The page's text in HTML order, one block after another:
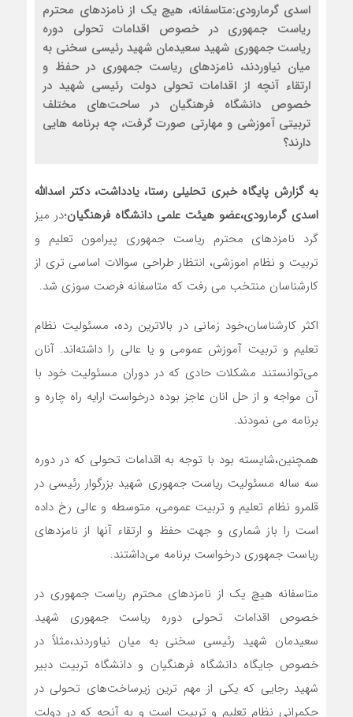
اسدی گرمارودی:متاسفانه، هیچ یک از نامزدهای محترم
ریاست جمهوری در خصوص اقدامات تحولی دوره
ریاست جمهوری شهید سعیدمان شهید رئیسی سخنی به
میان نیاوردند، نامزدهای ریاست جمهوری در حفظ و
ارتقاء آنچه از اقدامات تحولی دولت رئیسی شهید در
خصوص دانشگاه فرهنگیان در ساحت‌های مختلف
تربیتی آموزشی و مهارتی صورت گرفت، چه برنامه هایی
دارند؟
به گزارش پایگاه خبری تحلیلی رستا، یادداشت، دکتر اسدالله
اسدی گرمارودی،عضو هیئت علمی دانشگاه فرهنگیان؛در میز
گرد نامزدهای محترم ریاست جمهوری پیرامون تعلیم و
تربیت و نظام اموزشی، انتظار طراحی سوالات اساسی تری از
کارشناسان منتخب می رفت که متاسفانه فرصت سوزی شد.
اکثر کارشناسان،خود زمانی در بالاترین رده، مسئولیت نظام
تعلیم و تربیت آموزش عمومی و یا عالی را داشته‌اند. آنان
می‌توانستند مشکلات حادی که در دوران مسئولیت خود با
آن مواجه و از حل انان عاجز بوده درخواست ارایه راه چاره و
برنامه می نمودند.
همچنین،شایسته بود با توجه به اقدامات تحولی که در دوره
سه ساله مسئولیت ریاست جمهوری شهید بزرگوار رئیسی در
قلمرو نظام تعلیم و تربیت عمومی، متوسطه و عالی رخ داده
است را باز شماری و جهت حفظ و ارتقاء آنها از نامزدهای
ریاست جمهوری درخواست برنامه می‌داشتند.
متاسفانه هیچ یک از نامزدهای محترم ریاست جمهوری در
خصوص اقدامات تحولی دوره ریاست جمهوری شهید
سعیدمان شهید رئیسی سخنی به میان نیاوردند،مثلاً در
خصوص جایگاه دانشگاه فرهنگیان و دانشگاه تربیت دبیر
شهید رجایی که یکی از مهم ترین زیرساخت‌های تحولی در
حکمرانی نظام تعلیم و تربیت است و به آنچه که در دولت